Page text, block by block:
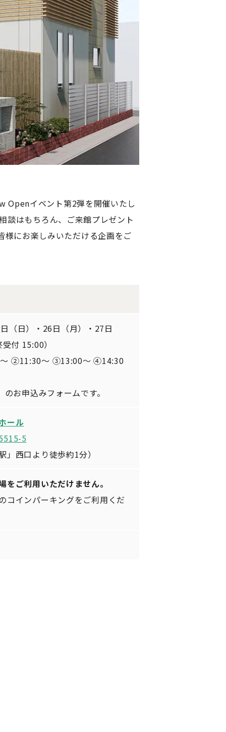
Openイベント第2弾を開催いたし
談はもちろん、ご来館プレゼント
様にお楽しみいただける企画をご
（日）・26日（月）・27日
付 15:00）
②11:30～ ③13:00～ ④14:30
お申込みフォームです。
ール
5
」西口より徒歩約1分）
をご利用いただけません。
コインパーキングをご利用くだ